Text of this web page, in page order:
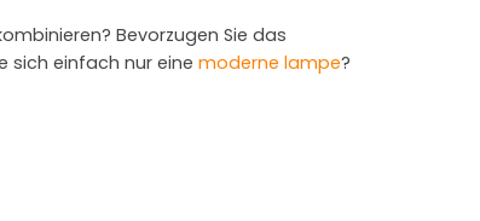
Bevorzugen Sie das
sich einfach nur eine moderne lampe?